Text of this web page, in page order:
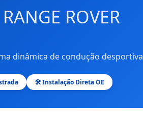
ROVER
dinâmica de condução desportiva
🛠️ Instalação Direta OE